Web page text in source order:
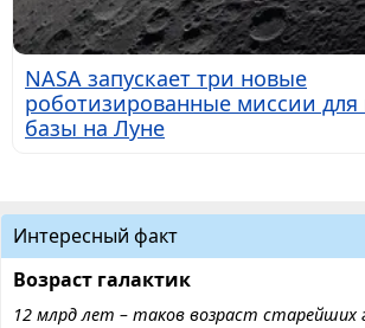
NASA запускает три новые
роботизированные миссии для
базы на Луне
Интересный факт
Возраст галактик
12 млрд лет – таков возраст старейших